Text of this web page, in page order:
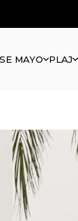
MAYO PLAJ